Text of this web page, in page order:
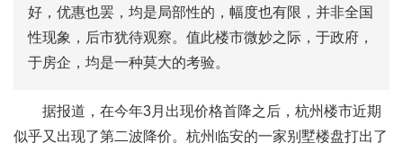
好，优惠也罢，均是局部性的，幅度也有限，并非全国
性现象，后市犹待观察。值此楼市微妙之际，于政府，
于房企，均是一种莫大的考验。
据报道，在今年3月出现价格首降之后，杭州楼市近期
似乎又出现了第二波降价。杭州临安的一家别墅楼盘打出了